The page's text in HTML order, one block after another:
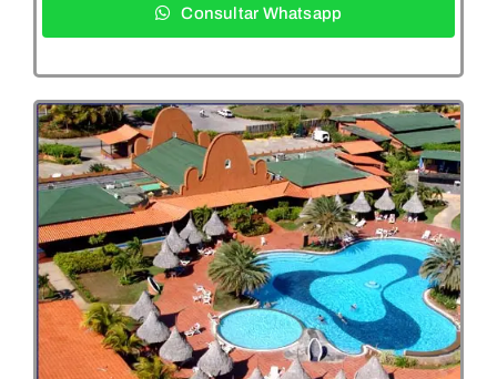
Consultar Whatsapp